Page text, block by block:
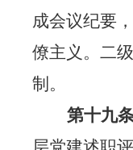
成会议纪要
僚主义。二
制。
第十九